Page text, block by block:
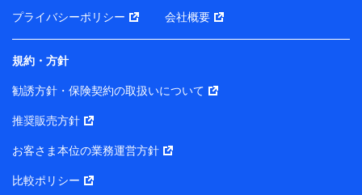
前に取得した個人データは、こちら の利用目的の範囲内
当社は株式会社NTTドコモ・フィナンシャルグループ
との間で、以下のとおり個人データを共同利用しま
す。
【共同して利用される利用データの項目】
当社または株式会社NTTドコモ・フィナンシャルグルー
の個人データ
プライバシーポリシー 会社概要
規約・方針
勧誘方針・保険契約の取扱いについて
推奨販売方針
お客さま本位の業務運営方針
比較ポリシー